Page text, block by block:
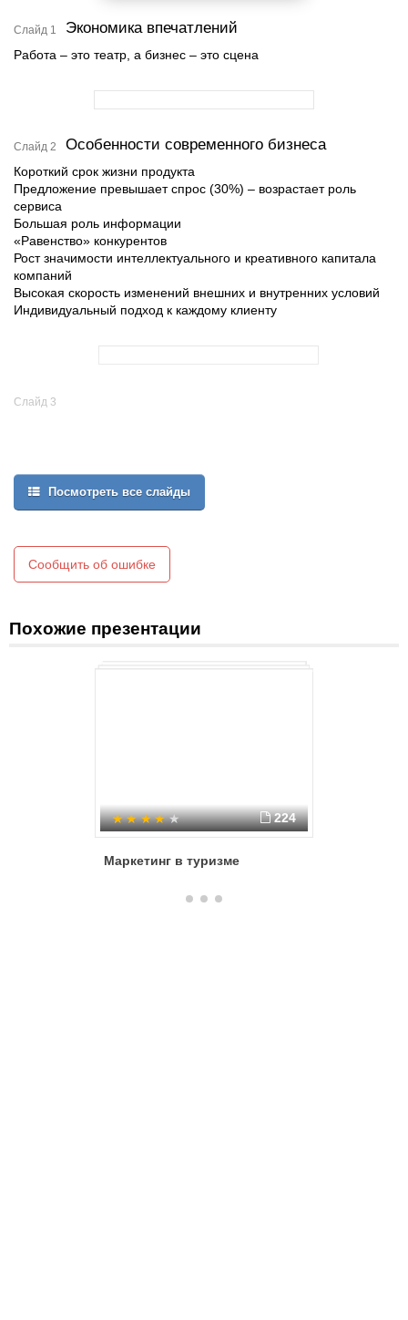
Слайд 1 Экономика впечатлений
Работа – это театр, а бизнес – это сцена
Слайд 2 Особенности современного бизнеса
Короткий срок жизни продукта
Предложение превышает спрос (30%) – возрастает роль
сервиса
Большая роль информации
«Равенство» конкурентов
Рост значимости интеллектуального и креативного капитала
компаний
Высокая скорость изменений внешних и внутренних условий
Индивидуальный подход к каждому клиенту
Слайд 3
Посмотреть все слайды
Сообщить об ошибке
Похожие презентации
224
Маркетинг в туризме